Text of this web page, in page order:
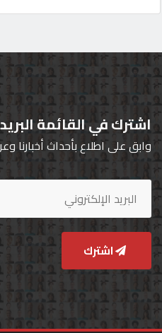
اشترك في القائمة
وابق على اطلاع بأحداث أخبارنا
اشترك